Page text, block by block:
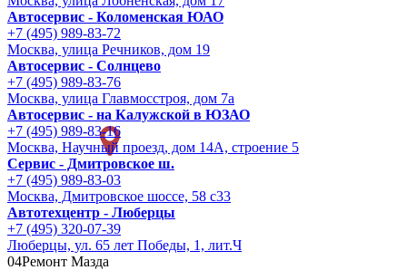
Автосервис - Коломенская ЮАО
+7 (495) 989-83-72
Москва, улица Речников, дом 19
Автосервис - Солнцево
+7 (495) 989-83-76
Москва, улица Главмосстроя, дом 7а
Автосервис - на Калужской в ЮЗАО
+7 (495) 989-83-16
Москва, Научный проезд, дом 14А, строение 5
Сервис - Дмитровское ш.
+7 (495) 989-83-03
Москва, Дмитровское шоссе, 58 с33
Автотехцентр - Люберцы
+7 (495) 320-07-39
Люберцы, ул. 65 лет Победы, 1, лит.Ч
04Ремонт Мазда